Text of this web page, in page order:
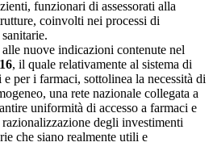
funzionari di assessorati alla
coinvolti nei processi di
nuove indicazioni contenute nel
, il quale relativamente al sistema di
per i farmaci, sottolinea la necessità di
una rete nazionale collegata a
uniformità di accesso a farmaci e
degli investimenti
che siano realmente utili e